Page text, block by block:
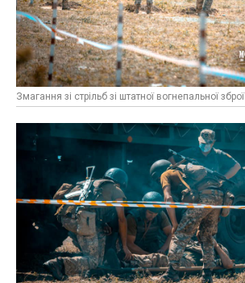
Змагання зі стрільб зі штатної вогнепальної зброї